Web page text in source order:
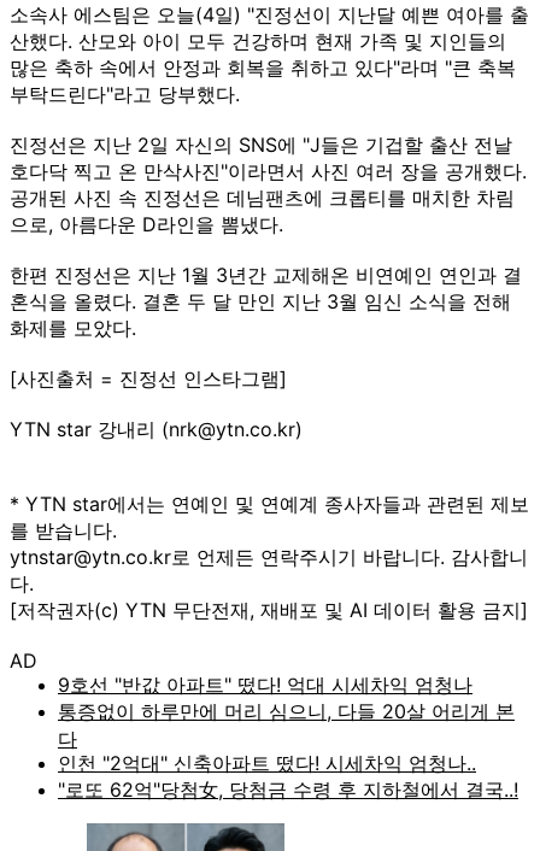
소속사 에스팀은 오늘(4일) "진정선이 지난달 예쁜 여아를 출
산했다. 산모와 아이 모두 건강하며 현재 가족 및 지인들의
많은 축하 속에서 안정과 회복을 취하고 있다"라며 "큰 축복
부탁드린다"라고 당부했다.
진정선은 지난 2일 자신의 SNS에 "J들은 기겁할 출산 전날
호다닥 찍고 온 만삭사진"이라면서 사진 여러 장을 공개했다.
공개된 사진 속 진정선은 데님팬츠에 크롭티를 매치한 차림
으로, 아름다운 D라인을 뽐냈다.
한편 진정선은 지난 1월 3년간 교제해온 비연예인 연인과 결
혼식을 올렸다. 결혼 두 달 만인 지난 3월 임신 소식을 전해
화제를 모았다.
[사진출처 = 진정선 인스타그램]
YTN star 강내리 (nrk@ytn.co.kr)
* YTN star에서는 연예인 및 연예계 종사자들과 관련된 제보
를 받습니다.
ytnstar@ytn.co.kr로 언제든 연락주시기 바랍니다. 감사합니
다.
[저작권자(c) YTN 무단전재, 재배포 및 AI 데이터 활용 금지]
AD